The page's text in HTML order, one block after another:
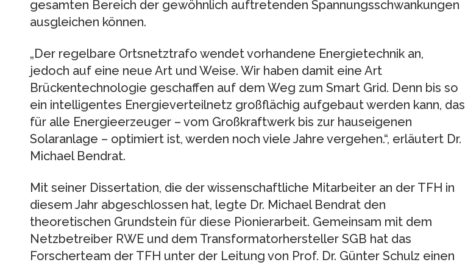
gesamten Bereich der gewöhnlich auftretenden Spannungsschwankungen
ausgleichen können.
„Der regelbare Ortsnetztrafo wendet vorhandene Energietechnik an,
jedoch auf eine neue Art und Weise. Wir haben damit eine Art
Brückentechnologie geschaffen auf dem Weg zum Smart Grid. Denn bis so
ein intelligentes Energieverteilnetz großflächig aufgebaut werden kann, das
für alle Energieerzeuger – vom Großkraftwerk bis zur hauseigenen
Solaranlage – optimiert ist, werden noch viele Jahre vergehen.“, erläutert Dr.
Michael Bendrat.
Mit seiner Dissertation, die der wissenschaftliche Mitarbeiter an der TFH in
diesem Jahr abgeschlossen hat, legte Dr. Michael Bendrat den
theoretischen Grundstein für diese Pionierarbeit. Gemeinsam mit dem
Netzbetreiber RWE und dem Transformatorhersteller SGB hat das
Forscherteam der TFH unter der Leitung von Prof. Dr. Günter Schulz einen